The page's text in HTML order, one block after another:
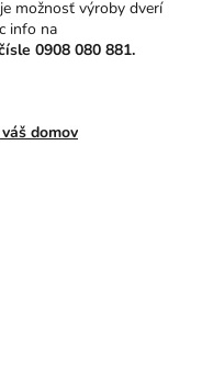
možnosť výroby dverí
info na
0908 080 881.
domov